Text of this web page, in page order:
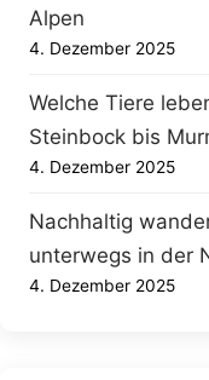
Alpen
4. Dezember 2025
Welche Tiere
Steinbock bis
4. Dezember 2025
Nachhaltig
unterwegs in der
4. Dezember 2025